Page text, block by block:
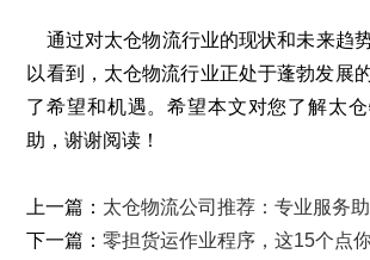
通过对太仓物流行业的现状和未来趋
以看到，太仓物流行业正处于蓬勃发展
了希望和机遇。希望本文对您了解太
助，谢谢阅读！
上一篇： 太仓物流公司推荐：专业服务
下一篇：零担货运作业程序，这15个点